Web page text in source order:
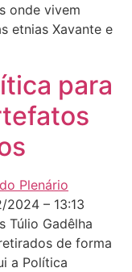
onde vivem
etnias Xavante e
para
2024 – 13:13
Túlio Gadêlha
de forma
a Política